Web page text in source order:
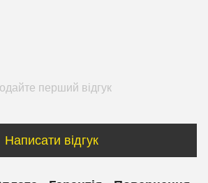
перший відгук
Написати відгук